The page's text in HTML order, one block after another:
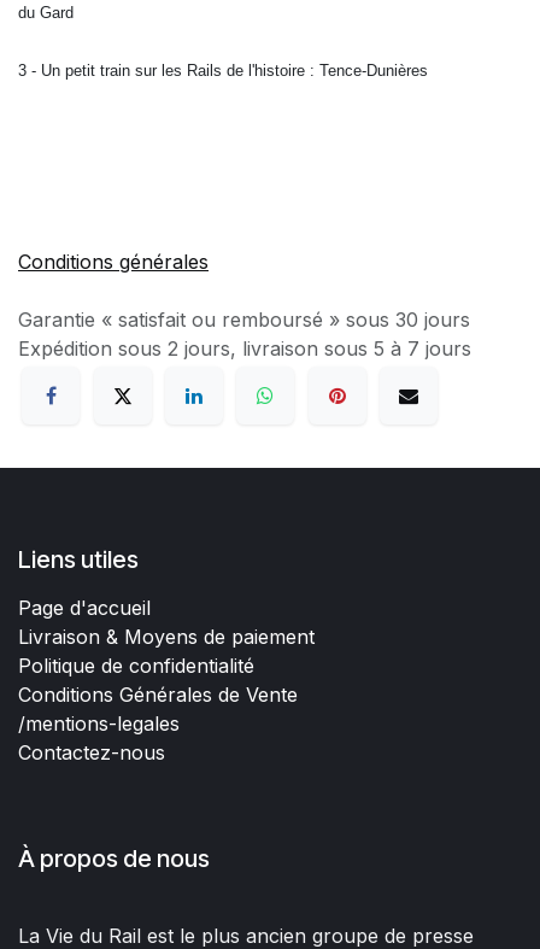
du Gard
3 - Un petit train sur les Rails de l'histoire : Tence-Dunières
Conditions générales
Garantie « satisfait ou remboursé » sous 30 jours
Expédition sous 2 jours, livraison sous 5 à 7 jours
Liens utiles
Page d'accueil
Livraison & Moyens de paiement
Politique de confidentialité
Conditions Générales de Vente
/mentions-legales
Contactez-nous
À propos de nous
La Vie du Rail est le plus ancien groupe de presse